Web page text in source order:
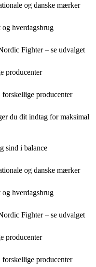
og danske mærker
hverdagsbrug
Fighter – se udvalget
producenter
producenter
du dit indtag for maksimal
sind i balance
og danske mærker
hverdagsbrug
Fighter – se udvalget
producenter
producenter